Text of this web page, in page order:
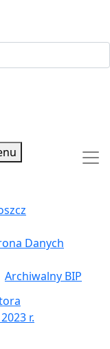
Danych
Archiwalny BIP
r.